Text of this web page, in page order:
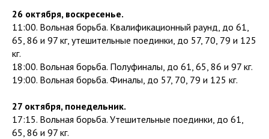
26 октября, воскресенье.
11:00. Вольная борьба. Квалификационный раунд, до 61,
65, 86 и 97 кг, утешительные поединки, до 57, 70, 79 и 125
кг.
18:00. Вольная борьба. Полуфиналы, до 61, 65, 86 и 97 кг.
19:00. Вольная борьба. Финалы, до 57, 70, 79 и 125 кг.
27 октября, понедельник.
17:15. Вольная борьба. Утешительные поединки, до 61,
65, 86 и 97 кг.